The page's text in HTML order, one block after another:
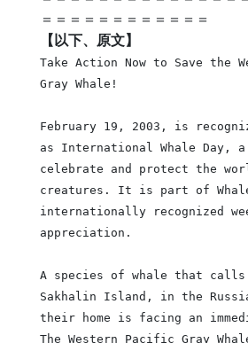
＝＝＝＝＝＝＝＝＝＝＝＝
【以下、原文】
Take Action Now to Save the
Gray Whale!
February 19, 2003, is
as International Whale Day,
celebrate and protect the
creatures. It is part of Whale
internationally recognized
appreciation.
A species of whale that
Sakhalin Island, in the
their home is facing an
The Western Pacific Gray